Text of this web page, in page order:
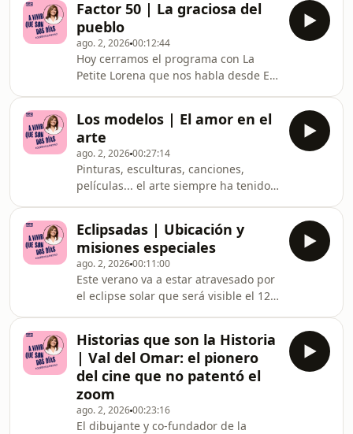
donde más de 200 personas sin hogar
malvivían entre los muros de un
edificio en ruinas, mientras sorteaban
una orden de desalojo que finalmente
acabó llegando semanas más tarde.
Este reportaje, de hecho, se sitúa en
los días previos a que ocurriera el
desa
Factor 50 | La graciosa del
pueblo
ago. 2, 202600:12:44
Hoy cerramos el programa con La
Petite Lorena que nos habla desde El
ser la graciosa del pueblo.
Los modelos | El amor en el
arte
ago. 2, 202600:27:14
Pinturas, esculturas, canciones,
películas... el arte siempre ha tenido
habla hoy Manu Berástegui.&nbsp;
Eclipsadas | Ubicación y
misiones especiales
ago. 2, 202600:11:00
Este verano va a estar atravesado por
el eclipse solar que será visible el 12
ingeniera, fundadora del proyecto
Kennis y divulgadora científica, nos
dará información sobre este
fenómeno.
Historias que son la Historia
| Val del Omar: el pionero
del cine que no patentó el
zoom
ago. 2, 202600:23:16
El dibujante y co-fundador de la